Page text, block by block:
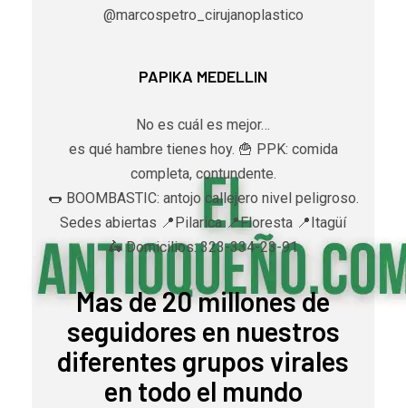
@marcospetro_cirujanoplastico
PAPIKA MEDELLIN
No es cuál es mejor…
es qué hambre tienes hoy. 🍟 PPK: comida
completa, contundente.
🌭 BOOMBASTIC: antojo callejero nivel peligroso.
Sedes abiertas 📍Pilarica 📍Floresta 📍Itagüí
🛵 Domicilios: 323-334-23-91
Mas de 20 millones de
seguidores en nuestros
diferentes grupos virales
en todo el mundo